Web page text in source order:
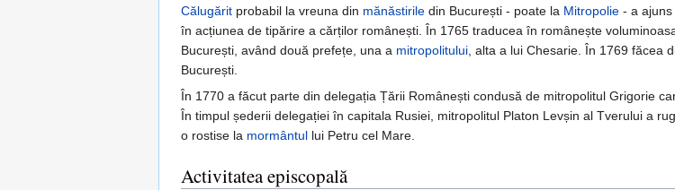
Călugărit probabil la vreuna din mănăstirile din București - poate la Mitropolie - a
în acțiunea de tipărire a cărților românești. În 1765 traducea în românește
București, având două prefețe, una a mitropolitului, alta a lui Chesarie. În 1769 făcea
București.
În 1770 a făcut parte din delegația Țării Românești condusă de mitropolitul Grigorie
În timpul șederii delegației în capitala Rusiei, mitropolitul Platon Levșin al Tverului a
o rostise la mormântul lui Petru cel Mare.
Activitatea episcopală